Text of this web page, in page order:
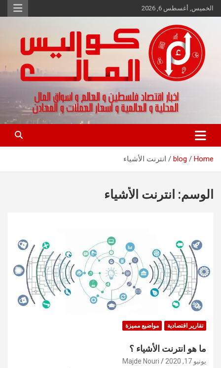
Skip
to
الخميس, أغسطس 6, 2026
كواليس المال
اخبار اقتصاد فلسطين و العالم و تقارير اسواق المال و العملات
Home
blog انترنت الأشياء
الوسم: انترنت الأشياء
تقارير اقتصادية مواضيع مميزة
ما هو انترنت الأشياء ؟
يونيو 17, 2020 Majde Nouri